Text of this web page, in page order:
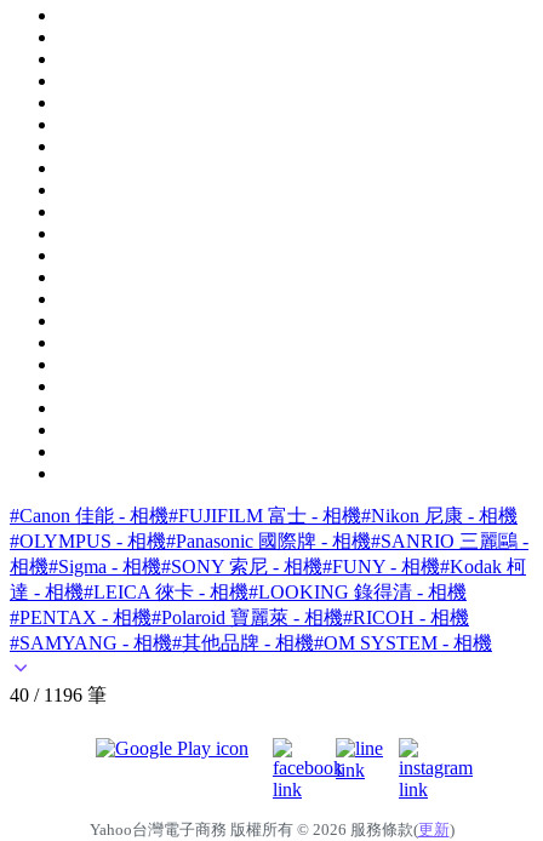
#Canon 佳能 - 相機#FUJIFILM 富士 - 相機#Nikon 尼康 - 相機
#OLYMPUS - 相機#Panasonic 國際牌 - 相機#SANRIO 三麗鷗 -
相機#Sigma - 相機#SONY 索尼 - 相機#FUNY - 相機#Kodak 柯
達 - 相機#LEICA 徠卡 - 相機#LOOKING 錄得清 - 相機
#PENTAX - 相機#Polaroid 寶麗萊 - 相機#RICOH - 相機
#SAMYANG - 相機#其他品牌 - 相機#OM SYSTEM - 相機
40 / 1196 筆
Yahoo台灣電子商務 版權所有 © 2026 服務條款(更新)